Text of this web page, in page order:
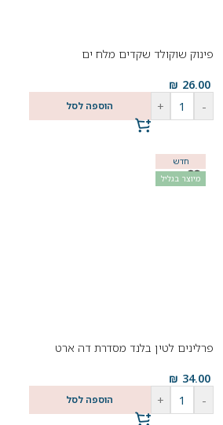
פינוק שוקולד שקדים מלח ים
26.00
₪
-
+ הוספה לסל
חדש
מיוצר בגליל
פרלינים לטין בלנד מסדרת דה ארט
34.00
₪
-
+ הוספה לסל